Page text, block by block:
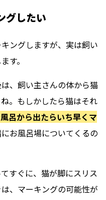
グしたい
ングしますが、実は飼い
す。
、飼い主さんの体から猫
。もしかしたら猫はそれ
呂から出たらいち早くマ
お風呂場についてくるの
すぐに、猫が脚にスリス
、マーキングの可能性が